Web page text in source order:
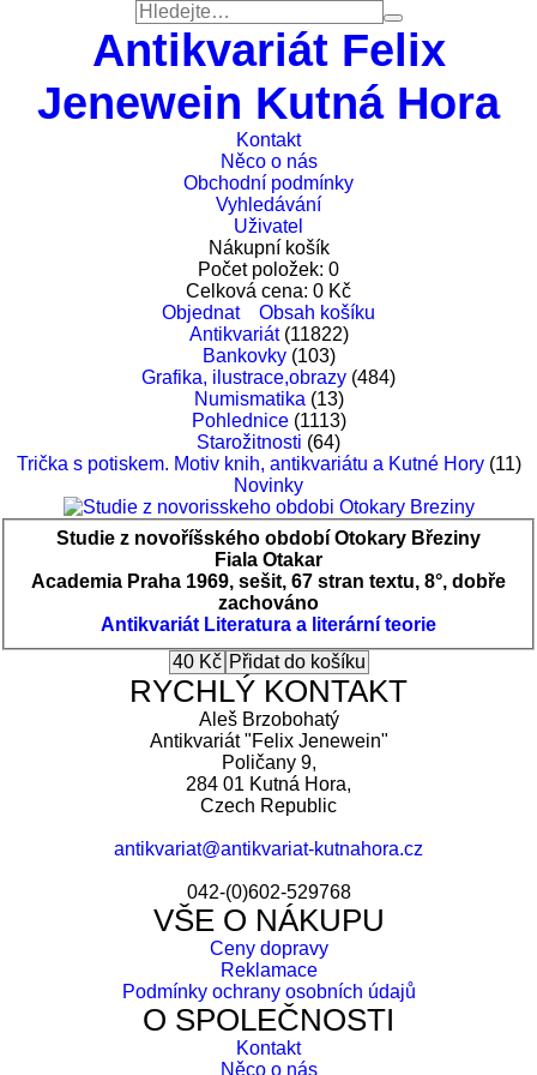
Antikvariát Felix
Jenewein Kutná Hora
Kontakt
Něco o nás
Obchodní podmínky
Vyhledávání
Uživatel
Nákupní košík
Počet položek: 0
Celková cena: 0 Kč
Objednat
Obsah košíku
Antikvariát(11822)
Bankovky(103)
Grafika, ilustrace,obrazy (484)
Numismatika (13)
Pohlednice(1113)
Starožitnosti (64)
Trička s potiskem. Motiv knih, antikvariátu a Kutné Hory(11)
Novinky
Studie z novoříšského období Otokary Březiny
Fiala Otakar
Academia Praha 1969, sešit, 67 stran textu, 8°, dobře
zachováno
Antikvariát Literatura a literární teorie
RYCHLÝ KONTAKT
Aleš Brzobohatý
Antikvariát "Felix Jenewein"
Poličany 9,
284 01 Kutná Hora,
Czech Republic
antikvariat@antikvariat-kutnahora.cz
042-(0)602-529768
VŠE O NÁKUPU
Ceny dopravy
Reklamace
Podmínky ochrany osobních údajů
O SPOLEČNOSTI
Kontakt
Něco o nás